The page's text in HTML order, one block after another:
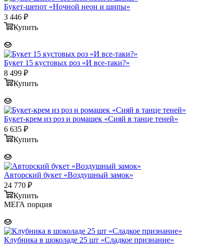
Букет-шепот «Ночной неон и шипы»
3 446 ₽
Купить
Букет 15 кустовых роз «И все-таки?»
8 499 ₽
Купить
Букет-крем из роз и ромашек «Сияй в танце теней»
6 635 ₽
Купить
Авторский букет «Воздушный замок»
24 770 ₽
Купить
МЕГА порция
Клубника в шоколаде 25 шт «Сладкое признание»